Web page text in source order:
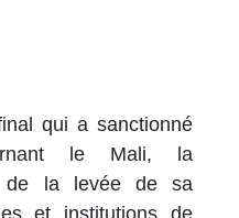
qui a sanctionné
le Mali, la
de la levée de sa